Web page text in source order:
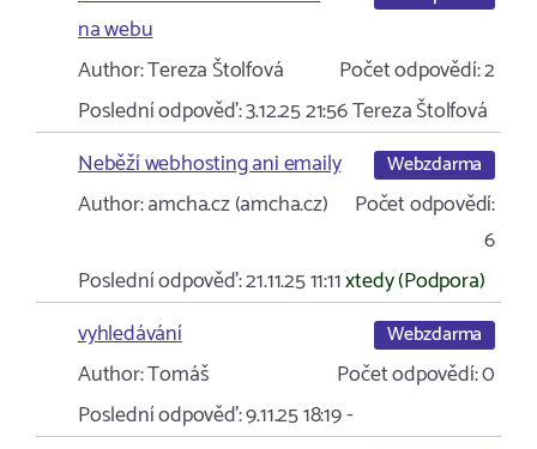
na webu
Author:Tereza Štolfová Počet odpovědí:2
Poslední odpověď:3.12.25 21:56Tereza Štolfová
Neběží webhosting ani emaily
Webzdarma
Author:amcha.cz (amcha.cz)
Počet odpovědí:
6
Poslední odpověď:21.11.25 11:11xtedy (Podpora)
vyhledávání
Webzdarma
Author:Tomáš Počet odpovědí:0
Poslední odpověď:9.11.25 18:19-